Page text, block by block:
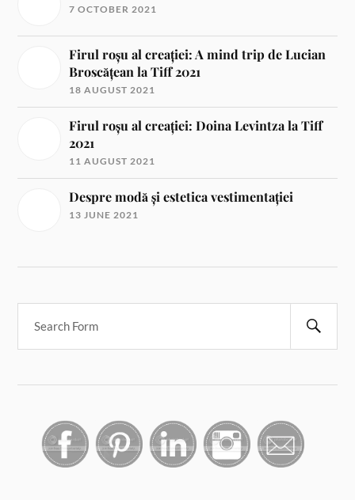
7 OCTOBER 2021
Firul roșu al creației: A mind trip de Lucian
Broscățean la Tiff 2021
18 AUGUST 2021
Firul roșu al creației: Doina Levintza la Tiff
2021
11 AUGUST 2021
Despre modă și estetica vestimentației
13 JUNE 2021